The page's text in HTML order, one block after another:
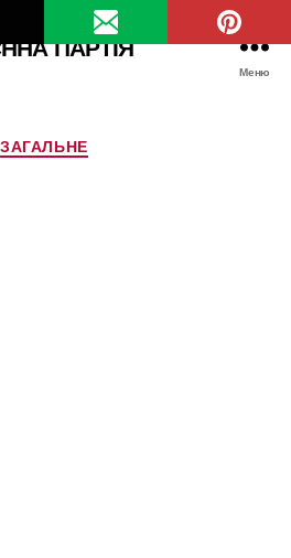
ПАРТІЯ
Меню
Категорії
ЗАГАЛЬНЕ